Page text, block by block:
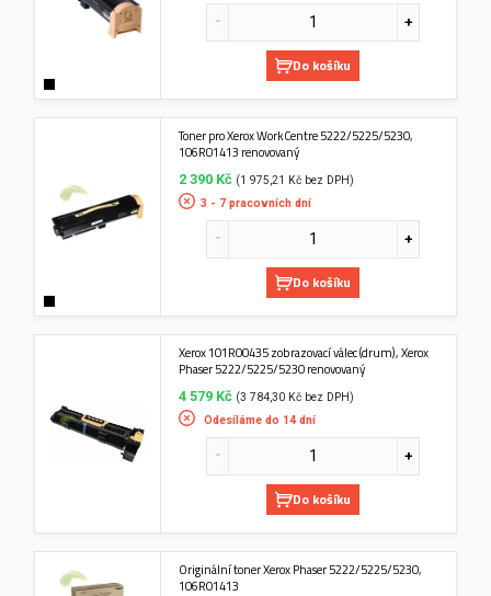
Do košíku
Toner pro Xerox WorkCentre 5222/5225/5230,
106R01413 renovovaný
2 390 Kč (1 975,21 Kč bez DPH)
3 - 7 pracovních dní
Do košíku
Xerox 101R00435 zobrazovací válec (drum), Xerox
Phaser 5222/5225/5230 renovovaný
4 579 Kč (3 784,30 Kč bez DPH)
Odesíláme do 14 dní
Do košíku
Originální toner Xerox Phaser 5222/5225/5230,
106R01413